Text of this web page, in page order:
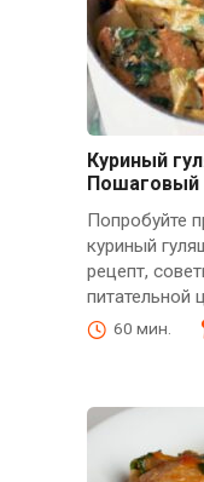
Куриный
Пошаговый
Попробуйте
куриный
рецепт,
питательной
60 мин.